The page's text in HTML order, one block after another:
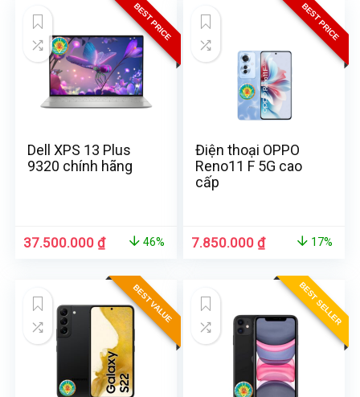
BEST PRICE
Dell XPS 13 Plus
9320 chính hãng
37.500.000₫ 46%
BEST PRICE
Điện thoại OPPO
Reno11 F 5G cao
cấp
7.850.000₫ 17%
BEST VALUE BEST SELLER